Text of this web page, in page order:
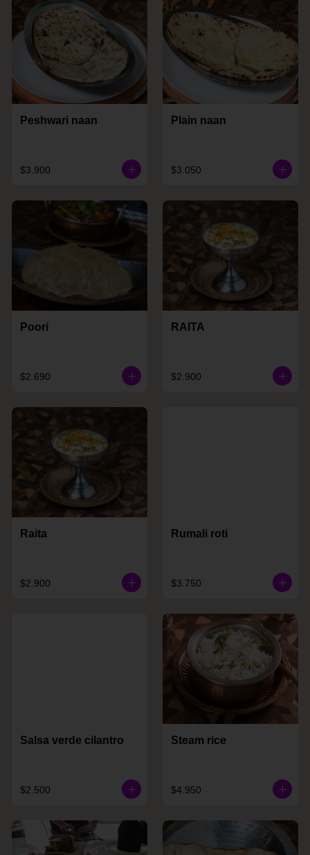
Peshwari naan
$3.900
Plain naan
$3.050
Poori
$2.690
RAITA
$2.900
Raita
$2.900
Rumali roti
$3.750
Salsa verde cilantro
$2.500
Steam rice
$4.950